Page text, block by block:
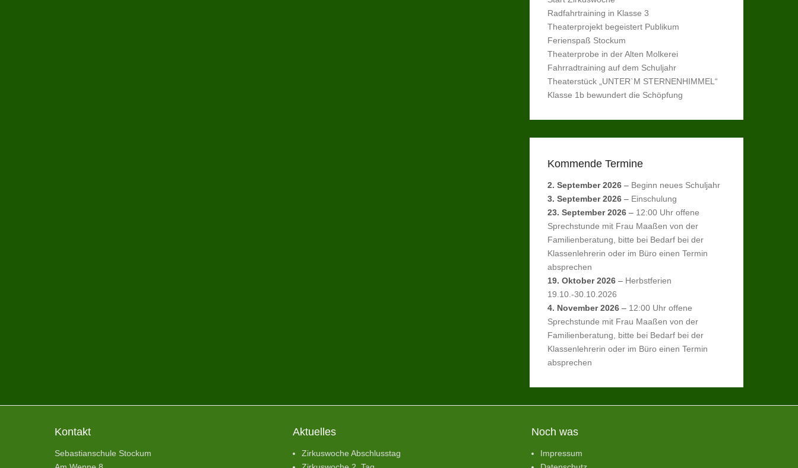
Radfahrtraining in Klasse 3
Theaterprojekt begeistert Publikum
Ferienspaß Stockum
Theaterprobe in der Alten Molkerei
Fahrradtraining auf dem Schuljahr
Theaterstück „UNTER`M STERNENHIMMEL“
Klasse 1b bewundert die Schöpfung
Kommende Termine
2. September 2026 – Beginn neues Schuljahr
3. September 2026 – Einschulung
23. September 2026 – 12:00 Uhr offene
Sprechstunde mit Frau Maaßen von der
Familienberatung, bitte bei Bedarf bei der
Klassenlehrerin oder im Büro einen Termin
absprechen
19. Oktober 2026 – Herbstferien
19.10.-30.10.2026
4. November 2026 – 12:00 Uhr offene
Sprechstunde mit Frau Maaßen von der
Familienberatung, bitte bei Bedarf bei der
Klassenlehrerin oder im Büro einen Termin
absprechen
Kontakt
Sebastianschule Stockum
Aktuelles
Zirkuswoche Abschlusstag
Noch was
Impressum